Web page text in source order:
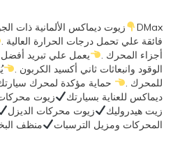
DMax زيوت ديماكس الألمانية ذات
فائقة علي تحمل درجات الحرارة العالية .
أجزاء المحرك .
يعمل علي تبريد
الوقود وانبعاثات ثاني أكسيد الكربون .
للمحرك .
حماية مؤكدة لمحرك
ديماكس للعناية بسيارتك
زيوت
زيت هيدروليك
زيوت محركات الديزل
المحركات ومزيل الترسبات
منظف